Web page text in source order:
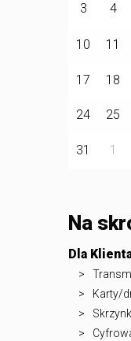
3 4
10 11
17 18
24 25
31 1
Na
Dla
Karty/